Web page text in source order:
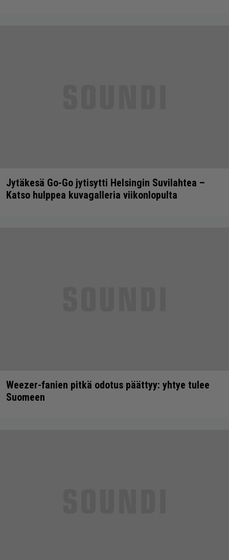
Jytäkesä Go-Go jytisytti Helsingin Suvilahtea –
Katso hulppea kuvagalleria viikonlopulta
Weezer-fanien pitkä odotus päättyy: yhtye tulee
Suomeen